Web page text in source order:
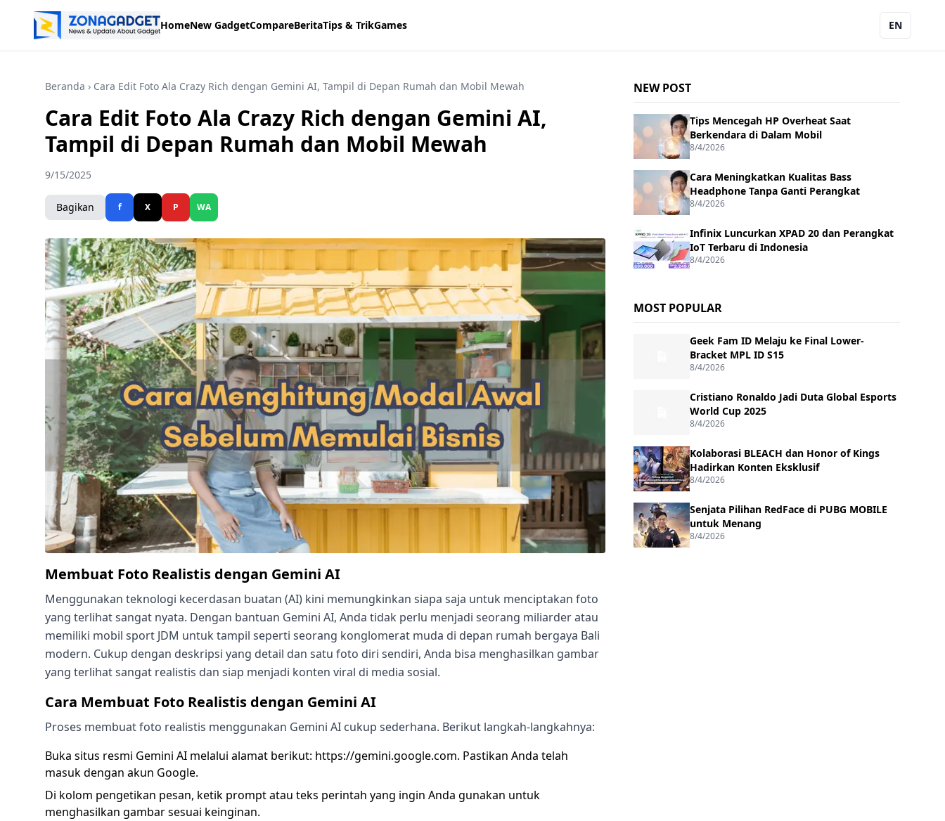
HomeNew GadgetCompareBeritaTips & TrikGames EN
Beranda › Cara Edit Foto Ala Crazy Rich dengan Gemini AI, Tampil di Depan Rumah dan Mobil Mewah
Cara Edit Foto Ala Crazy Rich dengan Gemini AI,
Tampil di Depan Rumah dan Mobil Mewah
9/15/2025
Bagikan f X P WA
Membuat Foto Realistis dengan Gemini AI
Menggunakan teknologi kecerdasan buatan (AI) kini memungkinkan siapa saja untuk menciptakan foto
yang terlihat sangat nyata. Dengan bantuan Gemini AI, Anda tidak perlu menjadi seorang miliarder atau
memiliki mobil sport JDM untuk tampil seperti seorang konglomerat muda di depan rumah bergaya Bali
modern. Cukup dengan deskripsi yang detail dan satu foto diri sendiri, Anda bisa menghasilkan gambar
yang terlihat sangat realistis dan siap menjadi konten viral di media sosial.
Cara Membuat Foto Realistis dengan Gemini AI
Proses membuat foto realistis menggunakan Gemini AI cukup sederhana. Berikut langkah-langkahnya:
Buka situs resmi Gemini AI melalui alamat berikut: https://gemini.google.com. Pastikan Anda telah
masuk dengan akun Google.
Di kolom pengetikan pesan, ketik prompt atau teks perintah yang ingin Anda gunakan untuk
menghasilkan gambar sesuai keinginan.
NEW POST
Tips Mencegah HP Overheat Saat
Berkendara di Dalam Mobil
8/4/2026
Cara Meningkatkan Kualitas Bass
Headphone Tanpa Ganti Perangkat
8/4/2026
Infinix Luncurkan XPAD 20 dan Perangkat
IoT Terbaru di Indonesia
8/4/2026
MOST POPULAR
Geek Fam ID Melaju ke Final Lower-
Bracket MPL ID S15
8/4/2026
Cristiano Ronaldo Jadi Duta Global Esports
World Cup 2025
8/4/2026
Kolaborasi BLEACH dan Honor of Kings
Hadirkan Konten Eksklusif
8/4/2026
Senjata Pilihan RedFace di PUBG MOBILE
untuk Menang
8/4/2026